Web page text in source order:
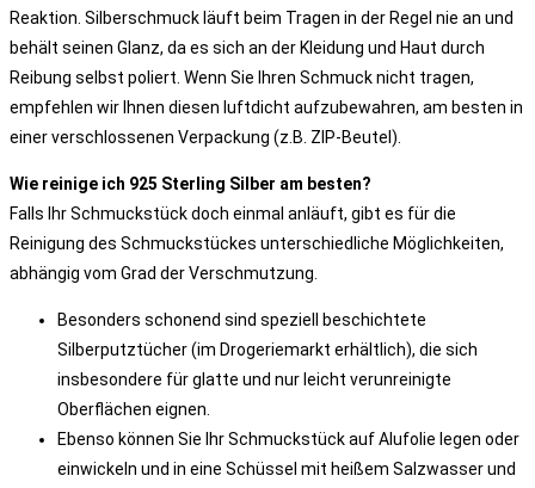
Reaktion. Silberschmuck läuft beim Tragen in der Regel nie an und
behält seinen Glanz, da es sich an der Kleidung und Haut durch
Reibung selbst poliert. Wenn Sie Ihren Schmuck nicht tragen,
empfehlen wir Ihnen diesen luftdicht aufzubewahren, am besten in
einer verschlossenen Verpackung (z.B. ZIP-Beutel).
Wie reinige ich 925 Sterling Silber am besten?
Falls Ihr Schmuckstück doch einmal anläuft, gibt es für die
Reinigung des Schmuckstückes unterschiedliche Möglichkeiten,
abhängig vom Grad der Verschmutzung.
Besonders schonend sind speziell beschichtete
Silberputztücher (im Drogeriemarkt erhältlich), die sich
insbesondere für glatte und nur leicht verunreinigte
Oberflächen eignen.
Ebenso können Sie Ihr Schmuckstück auf Alufolie legen oder
einwickeln und in eine Schüssel mit heißem Salzwasser und